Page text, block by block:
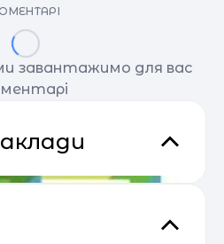
завантажимо для вас